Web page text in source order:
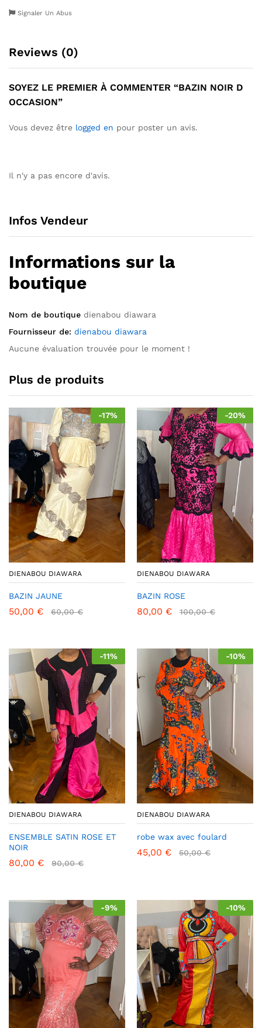
Signaler Un Abus
Reviews (0)
SOYEZ LE PREMIER À COMMENTER “BAZIN NOIR D
OCCASION”
Vous devez être logged en pour poster un avis.
Il n'y a pas encore d'avis.
Infos Vendeur
Informations sur la
boutique
Nom de boutique dienabou diawara
Fournisseur de: dienabou diawara
Aucune évaluation trouvée pour le moment !
Plus de produits
-17%
DIENABOU DIAWARA
BAZIN JAUNE
50,00 € 60,00€
-20%
DIENABOU DIAWARA
BAZIN ROSE
80,00 € 100,00€
-11%
DIENABOU DIAWARA
ENSEMBLE SATIN ROSE ET
NOIR
80,00 € 90,00€
-10%
DIENABOU DIAWARA
robe wax avec foulard
45,00 € 50,00€
-9% -10%